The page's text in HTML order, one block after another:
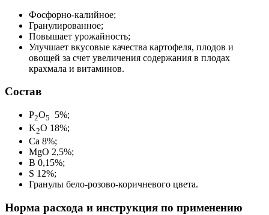
Фосфорно-калийное;
Гранулированное;
Повышает урожайность;
Улучшает вкусовые качества картофеля, плодов и
овощей за счет увеличения содержания в плодах
крахмала и витаминов.
Состав
P2O5
5%;
K2O 18%;
Ca 8%;
MgO 2,5%;
В 0,15%;
S 12%;
Гранулы бело-розово-коричневого цвета.
Норма расхода и инструкция по применению